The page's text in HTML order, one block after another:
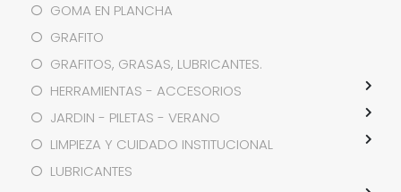
GOMA EN PLANCHA
GRAFITO
GRAFITOS, GRASAS, LUBRICANTES.
HERRAMIENTAS - ACCESORIOS
JARDIN - PILETAS - VERANO
LIMPIEZA Y CUIDADO INSTITUCIONAL
LUBRICANTES